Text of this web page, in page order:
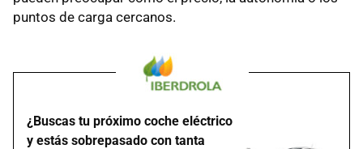
puntos de carga cercanos.
¿Buscas tu próximo coche eléctrico
y estás sobrepasado con tanta